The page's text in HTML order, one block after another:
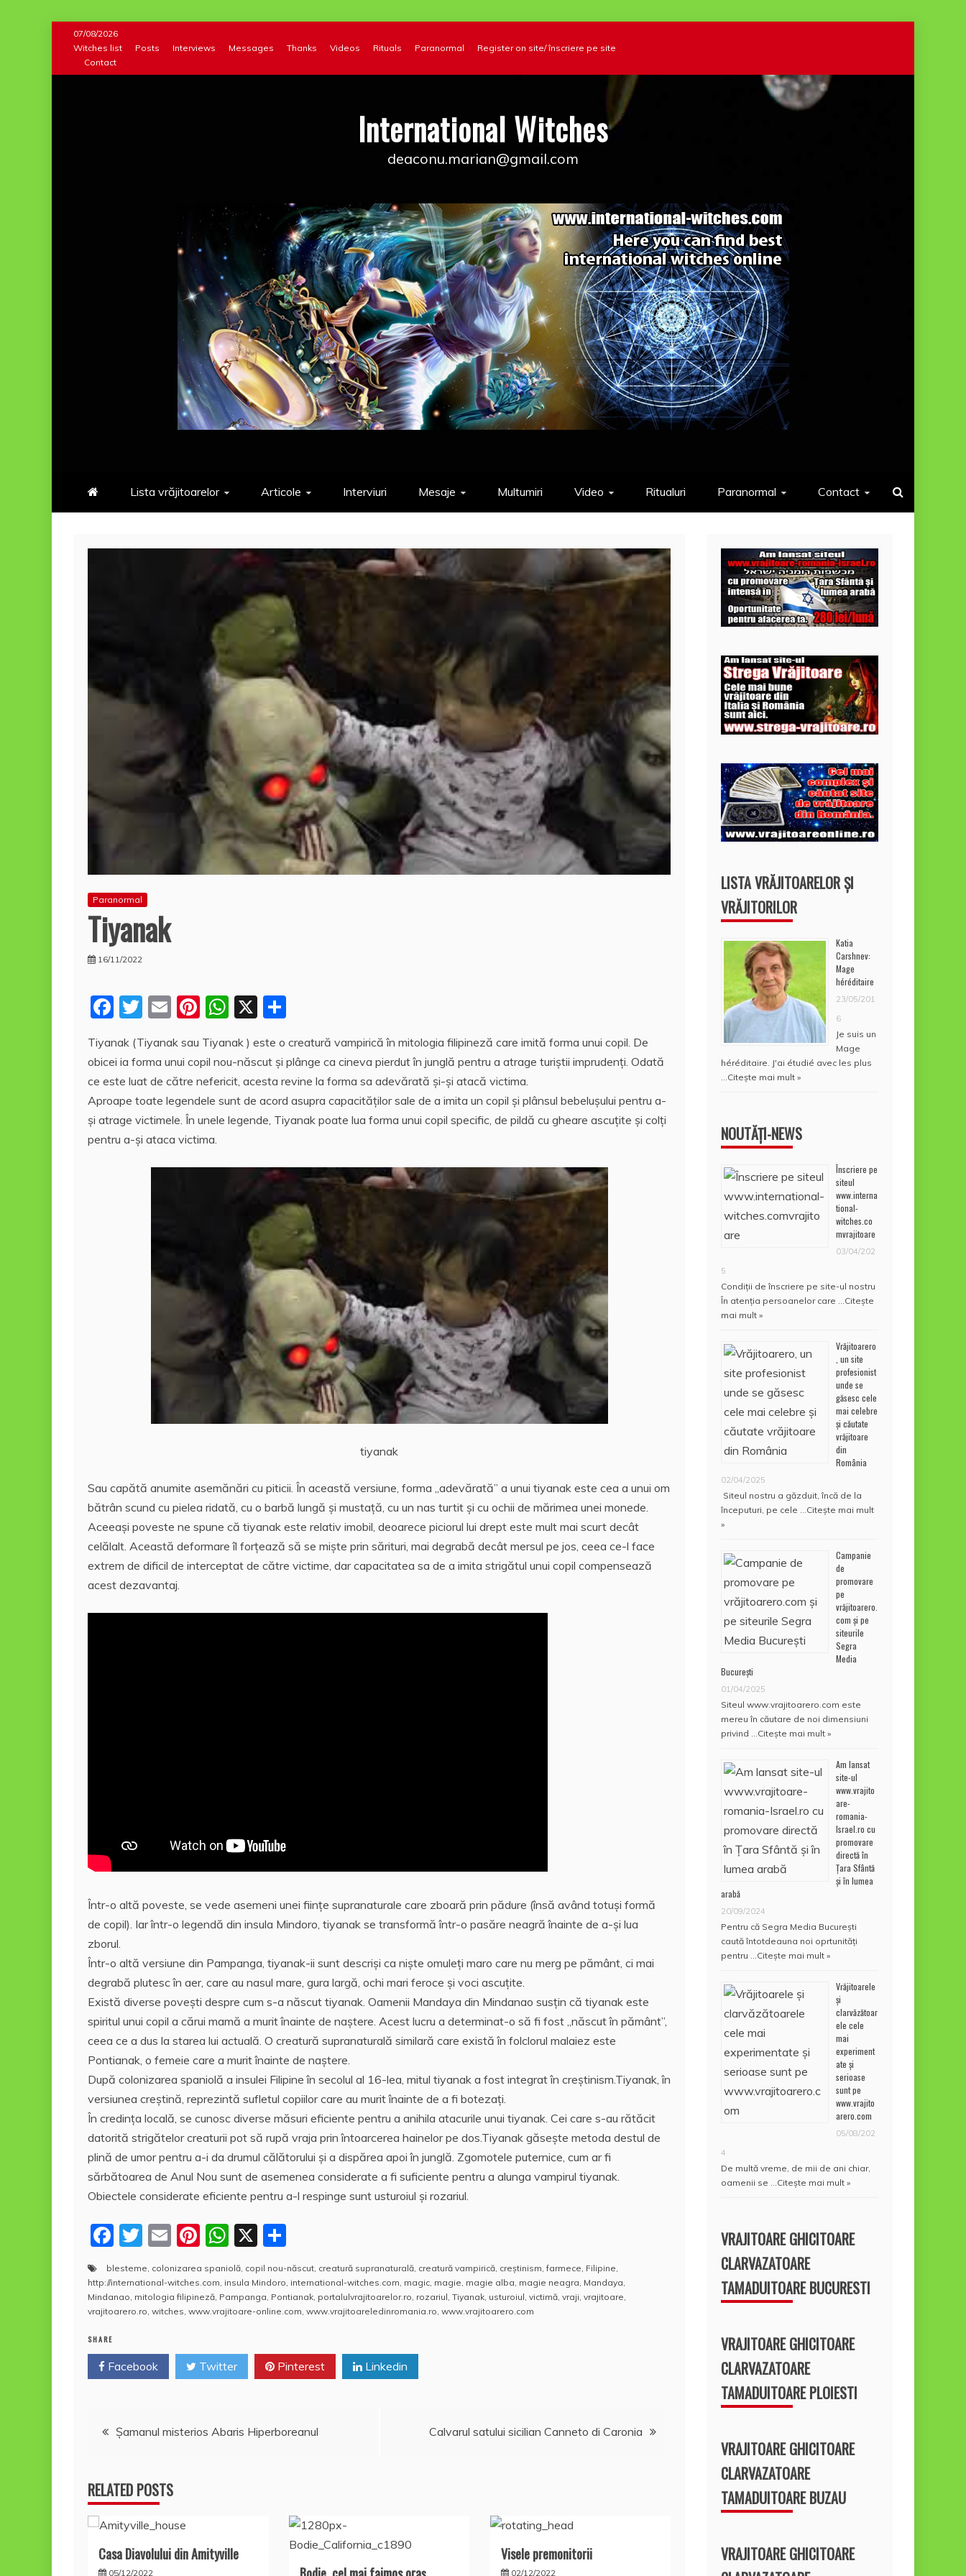
content
07/08/2026
Witches list
Posts Interviews Messages Thanks Videos Rituals Paranormal
Register on site/ înscriere pe site
Contact
International Witches
deaconu.marian@gmail.com
Lista vrăjitoarelor Articole Interviuri Mesaje Multumiri Video Ritualuri Paranormal Contact
Paranormal
Tiyanak
16/11/2022
F
c
e
b
o
o
T
itt
er
E
ai
l
Pi
er
e
st
W
at
s
A
p
X
rt
aj
e
a
ă
Tiyanak (Tiyanak sau Tiyanak ) este o creatură vampirică în mitologia filipineză care imită forma unui copil. De
obicei ia forma unui copil nou-născut și plânge ca cineva pierdut în junglă pentru a atrage turiștii imprudenţi. Odată
ce este luat de către nefericit, acesta revine la forma sa adevărată și-şi atacă victima.
Aproape toate legendele sunt de acord asupra capacităților sale de a imita un copil şi plânsul bebelușului pentru a-
şi atrage victimele. În unele legende, Tiyanak poate lua forma unui copil specific, de pildă cu gheare ascuțite și colți
pentru a-şi ataca victima.
tiyanak
Sau capătă anumite asemănări cu piticii. În această versiune, forma „adevărată” a unui tiyanak este cea a unui om
bătrân scund cu pielea ridată, cu o barbă lungă și mustață, cu un nas turtit și cu ochii de mărimea unei monede.
Aceeași poveste ne spune că tiyanak este relativ imobil, deoarece piciorul lui drept este mult mai scurt decât
celălalt. Această deformare îl forțează să se miște prin sărituri, mai degrabă decât mersul pe jos, ceea ce-l face
extrem de dificil de interceptat de către victime, dar capacitatea sa de a imita strigătul unui copil compensează
acest dezavantaj.
Într-o altă poveste, se vede asemeni unei fiinţe supranaturale care zboară prin pădure (însă având totuşi formă
de copil). Iar într-o legendă din insula Mindoro, tiyanak se transformă într-o pasăre neagră înainte de a-şi lua
zborul.
Într-o altă versiune din Pampanga, tiyanak-ii sunt descrişi ca nişte omuleţi maro care nu merg pe pământ, ci mai
degrabă plutesc în aer, care au nasul mare, gura largă, ochi mari feroce și voci ascuțite.
Există diverse povești despre cum s-a născut tiyanak. Oamenii Mandaya din Mindanao susțin că tiyanak este
spiritul unui copil a cărui mamă a murit înainte de naştere. Acest lucru a determinat-o să fi fost „născut în pământ”,
ceea ce a dus la starea lui actuală. O creatură supranaturală similară care există în folclorul malaiez este
Pontianak, o femeie care a murit înainte de naştere.
După colonizarea spaniolă a insulei Filipine în secolul al 16-lea, mitul tiyanak a fost integrat în creștinism.Tiyanak, în
versiunea creștină, reprezintă sufletul copiilor care au murit înainte de a fi botezaţi.
În credința locală, se cunosc diverse măsuri eficiente pentru a anihila atacurile unui tiyanak. Cei care s-au rătăcit
datorită strigătelor creaturii pot să rupă vraja prin întoarcerea hainelor pe dos.Tiyanak găsește metoda destul de
plină de umor pentru a-i da drumul călătorului și a dispărea apoi în junglă. Zgomotele puternice, cum ar fi
sărbătoarea de Anul Nou sunt de asemenea considerate a fi suficiente pentru a alunga vampirul tiyanak.
Obiectele considerate eficiente pentru a-l respinge sunt usturoiul și rozariul.
F
a
c
e
o
o
T
itt
er
E
m
ai
l
Pi
er
e
W
h
at
s
p
p
X
a
rt
aj
a
z
blesteme colonizarea spaniolă copil nou-născut creatură supranaturală creatură vampirică creștinism ,farmece Filipine
http://international-witches.com insula Mindoro international-witches.com magic magie magie alba magie neagra Mandaya
Mindanao mitologia filipineză Pampanga Pontianak portalulvrajitoarelor.ro rozariul Tiyanak usturoiul victimă vraji vrajitoare
vrajitoarero.ro witches www.vrajitoare-online.com www.vrajitoareledinromania.ro www.vrajitoarero.com
SHARE
Facebook Twitter Pinterest Linkedin
Navigare
articole
Şamanul misterios Abaris Hiperboreanul Calvarul satului sicilian Canneto di Caronia
RELATED POSTS
Casa Diavolului din Amityville
05/12/2022
Visele premonitorii
02/12/2022
LISTA VRĂJITOARELOR ȘI
VRĂJITORILOR
Katia
Carshnev:
Mage
héréditaire
23/05/201
6
Je suis un
Mage
héréditaire. J'ai étudié avec les plus
Citește mai mult »
NOUTĂȚI-NEWS
Înscriere pe
siteul
www.interna
tional-
witches.co
mvrajitoare
03/04/202
5
Condiţii de înscriere pe site-ul nostru
În atenţia persoanelor care … Citește
mai mult »
Vrăjitoarero
, un site
profesionist
unde se
găsesc cele
mai celebre
și căutate
vrăjitoare
din
România
02/04/2025
Siteul nostru a găzduit, încă de la
începuturi, pe cele … Citește mai mult
»
Campanie
de
promovare
pe
vrăjitoarero.
com și pe
siteurile
Segra
Media
București
01/04/2025
Siteul www.vrajitoarero.com este
mereu în căutare de noi dimensiuni
privind … Citește mai mult »
Am lansat
site-ul
www.vrajito
are-
romania-
Israel.ro cu
promovare
directă în
Țara Sfântă
și în lumea
arabă
20/09/2024
Pentru că Segra Media București
caută întotdeauna noi oprtunități
pentru … Citește mai mult »
Vrăjitoarele
și
clarvăzătoar
ele cele
mai
experiment
ate și
serioase
sunt pe
www.vrajito
arero.com
05/08/202
4
De multă vreme, de mii de ani chiar,
oamenii se … Citește mai mult »
VRAJITOARE GHICITOARE
CLARVAZATOARE
TAMADUITOARE BUCURESTI
VRAJITOARE GHICITOARE
CLARVAZATOARE
TAMADUITOARE PLOIESTI
VRAJITOARE GHICITOARE
CLARVAZATOARE
TAMADUITOARE BUZAU
VRAJITOARE GHICITOARE